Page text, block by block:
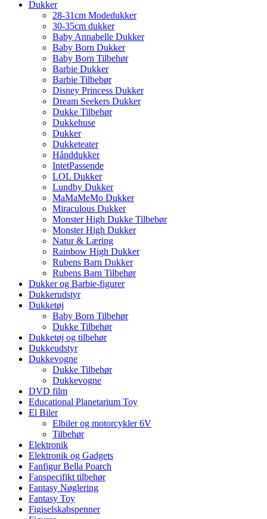
Dukker
28-31cm Modedukker
30-35cm dukker
Baby Annabelle Dukker
Baby Born Dukker
Baby Born Tilbehør
Barbie Dukker
Barbie Tilbebør
Disney Princess Dukker
Dream Seekers Dukker
Dukke Tilbehør
Dukkehuse
Dukker
Dukketeater
Hånddukker
IntetPassende
LOL Dukker
Lundby Dukker
MaMaMeMo Dukker
Miraculous Dukker
Monster High Dukke Tilbebør
Monster High Dukker
Natur & Læring
Rainbow High Dukker
Rubens Barn Dukker
Rubens Barn Tilbehør
Dukker og Barbie-figurer
Dukkerudstyr
Dukketøj
Baby Born Tilbehør
Dukke Tilbehør
Dukketøj og tilbehør
Dukkeudstyr
Dukkevogne
Dukke Tilbehør
Dukkevogne
DVD film
Educational Planetarium Toy
El Biler
Elbiler og motorcykler 6V
Tilbehør
Elektronik
Elektronik og Gadgets
Fanfigur Bella Poarch
Fanspecifikt tilbehør
Fantasy Nøglering
Fantasy Toy
Figiselskabspenner